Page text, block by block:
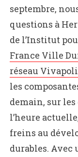
septembre,
questions à
de l’Institut
France Ville
réseau
les
demain, sur
l’heure
freins au
durables. Avec